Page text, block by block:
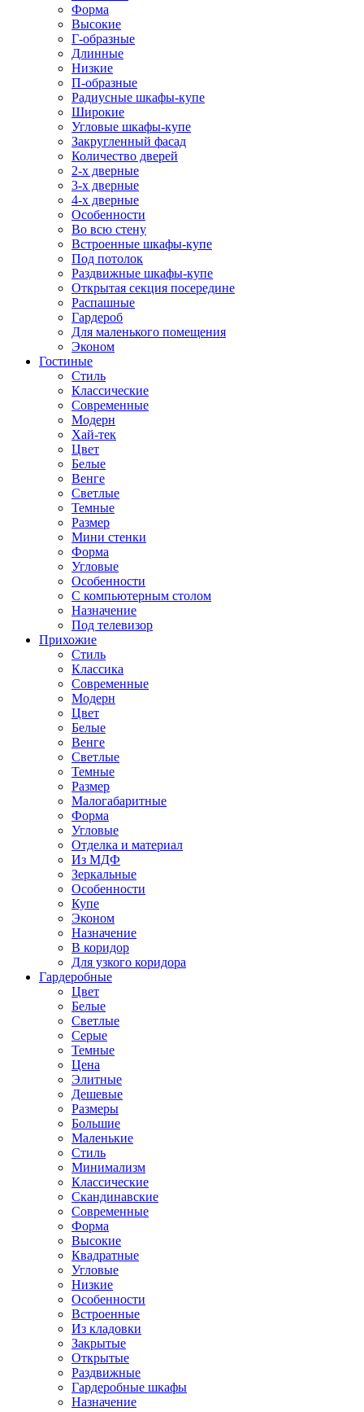
Форма
Высокие
Г-образные
Длинные
Низкие
П-образные
Радиусные шкафы-купе
Широкие
Угловые шкафы-купе
Закругленный фасад
Количество дверей
2-х дверные
3-х дверные
4-х дверные
Особенности
Во всю стену
Встроенные шкафы-купе
Под потолок
Раздвижные шкафы-купе
Открытая секция посередине
Распашные
Гардероб
Для маленького помещения
Эконом
Гостиные
Стиль
Классические
Современные
Модерн
Хай-тек
Цвет
Белые
Венге
Светлые
Темные
Размер
Мини стенки
Форма
Угловые
Особенности
С компьютерным столом
Назначение
Под телевизор
Прихожие
Стиль
Классика
Современные
Модерн
Цвет
Белые
Венге
Светлые
Темные
Размер
Малогабаритные
Форма
Угловые
Отделка и материал
Из МДФ
Зеркальные
Особенности
Купе
Эконом
Назначение
В коридор
Для узкого коридора
Гардеробные
Цвет
Белые
Светлые
Серые
Темные
Цена
Элитные
Дешевые
Размеры
Большие
Маленькие
Стиль
Минимализм
Классические
Скандинавские
Современные
Форма
Высокие
Квадратные
Угловые
Низкие
Особенности
Встроенные
Из кладовки
Закрытые
Открытые
Раздвижные
Гардеробные шкафы
Назначение